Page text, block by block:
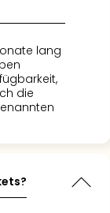
lang
die